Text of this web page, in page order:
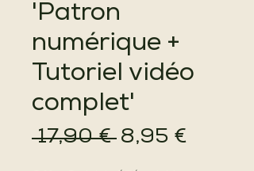
'Patron
numérique +
Tutoriel vidéo
complet'
17,90 € Prix
8,95 €Prix